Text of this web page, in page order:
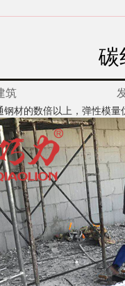
碳
筑
材的数倍以上，弹性模